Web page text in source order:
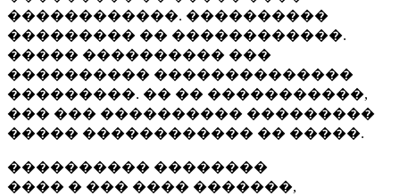
������������. ����������
��������� �� ������������.
����� ���������� ���
���������� ��������������
���������. �� �� �����������,
��� ��� ���������� ���������
����� ������������ �� �����.
���������� ��������
���� � ��� ���� �������,